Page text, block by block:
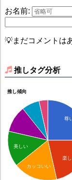
お名前:
💡まだコメントは
推しタグ分析
推し傾向
尊
楽
美しい
カッコいい